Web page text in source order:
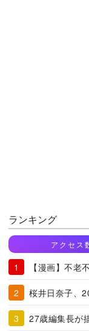
ランキング
アクセス
【漫画】不老
桜井日奈子、
27歳編集長が